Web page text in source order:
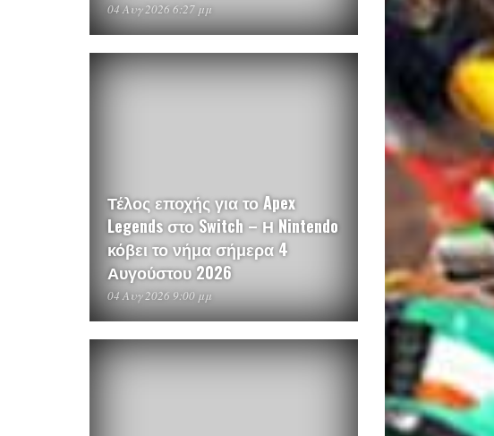
04 Αυγ 2026 6:27 μμ
Τέλος εποχής για το Apex
Legends στο Switch – Η Nintendo
κόβει το νήμα σήμερα 4
Αυγούστου 2026
04 Αυγ 2026 9:00 μμ